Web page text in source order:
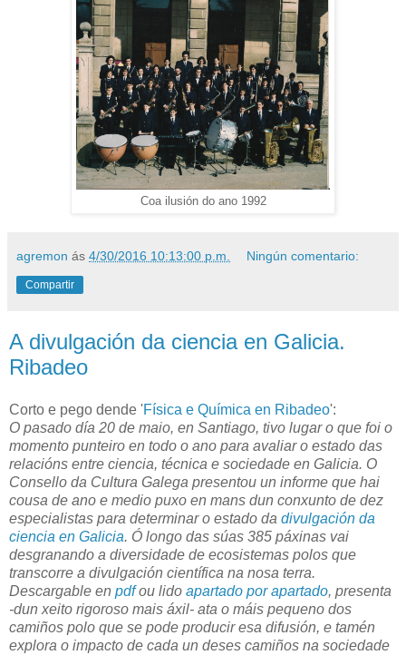
Coa ilusión do ano 1992
agremon ás 4/30/2016 10:13:00 p.m. Ningún comentario:
Compartir
A divulgación da ciencia en Galicia.
Ribadeo
Corto e pego dende 'Física e Química en Ribadeo':
O pasado día 20 de maio, en Santiago, tivo lugar o que foi o
momento punteiro en todo o ano para avaliar o estado das
relacións entre ciencia, técnica e sociedade en Galicia. O
Consello da Cultura Galega presentou un informe que hai
cousa de ano e medio puxo en mans dun conxunto de dez
especialistas para determinar o estado da divulgación da
ciencia en Galicia. Ó longo das súas 385 páxinas vai
desgranando a diversidade de ecosistemas polos que
transcorre a divulgación científica na nosa terra.
Descargable en pdfou lido apartado por apartado, presenta
-dun xeito rigoroso mais áxil- ata o máis pequeno dos
camiños polo que se pode producir esa difusión, e tamén
explora o impacto de cada un deses camiños na sociedade